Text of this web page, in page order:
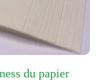
du papier